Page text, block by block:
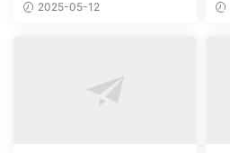
2025-05-12